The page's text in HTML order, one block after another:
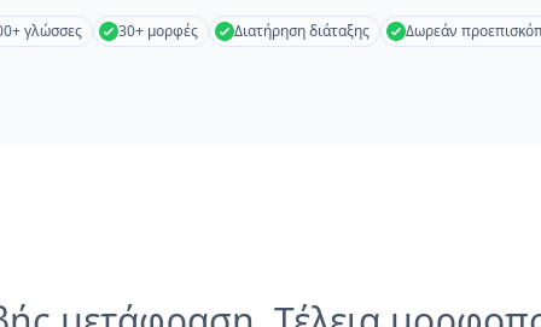
γλώσσες 30+ μορφές Διατήρηση διάταξης Δωρεάν